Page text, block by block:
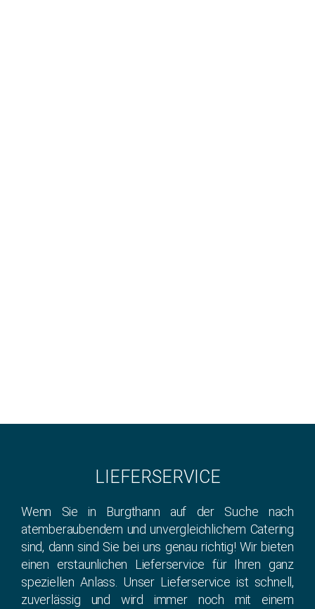
LIEFERSERVICE
Wenn Sie in Burgthann auf der Suche nach
atemberaubendem und unvergleichlichem Catering
sind, dann sind Sie bei uns genau richtig! Wir bieten
einen erstaunlichen Lieferservice für Ihren ganz
speziellen Anlass. Unser Lieferservice ist schnell,
zuverlässig und wird immer noch mit einem